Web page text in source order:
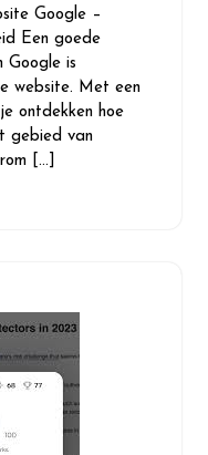
Google –
Een goede
Google is
website. Met een
ontdekken hoe
gebied van
[…]